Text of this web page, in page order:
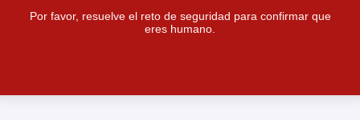
Por favor, resuelve el reto de seguridad para confirmar que
eres humano.